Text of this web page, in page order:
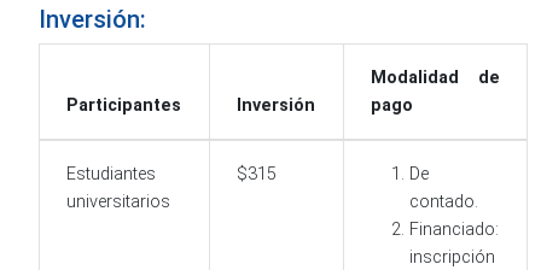
Inversión:
Participantes Inversión
Modalidad de
pago
Estudiantes
universitarios
$315
De
contado.
Financiado:
inscripción